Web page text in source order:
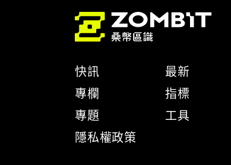
快訊
專欄
專題
隱私權政策
最新
指標
工具